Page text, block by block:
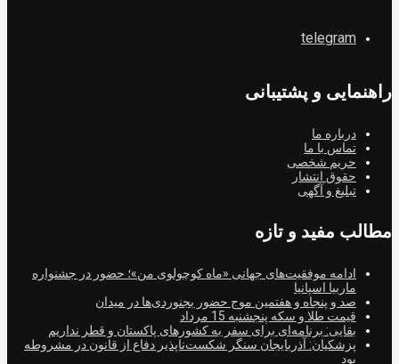
telegram
راهنمایی و پشتیبانی
درباره ما
تماس با ما
حریم شخصی
حقوق انتشار
تبلیغ و آگهی
مطالب مفید و تازه
ادامه موفقیت‌های جهانی «ماه کوچولوی من»؛ حضور در جشنواره
ماربیا اسپانیا
صد و پنجاه و هفتمین موج حضور بجنوردی‌ها در میدان
قیمت طلا و سکه پنجشنبه 15 مرداد
بقایی: برنامه‌ای برای سفر به کشورهای پاکستان و قطر نداریم
پزشکیان: آذربایجان سنگر شکست‌ناپذیر دفاع از قانون در مشروطه
بود